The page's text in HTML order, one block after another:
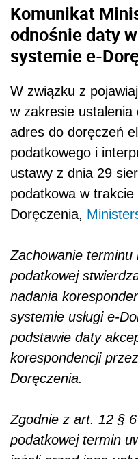
Komunikat
odnośnie daty
systemie e-
W związku z
w zakresie
adres do doręczeń
podatkowego i
ustawy z dnia 29
podatkowa w trakcie
Doręczenia,
Zachowanie
podatkowej
nadania
systemie usługi e-
podstawie daty
korespondencji
Doręczenia.
Zgodnie z art. 12 §
podatkowej termin